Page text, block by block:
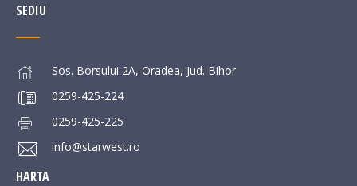
SEDIU
Sos. Borsului 2A, Oradea, Jud. Bihor
0259-425-224
0259-425-225
info@starwest.ro
HARTA